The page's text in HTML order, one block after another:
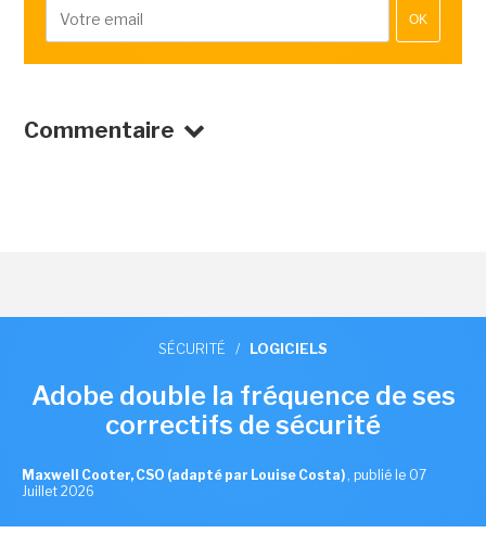
OK
Commentaire
SÉCURITÉ / LOGICIELS
Adobe double la fréquence de ses
correctifs de sécurité
Maxwell Cooter, CSO (adapté par Louise Costa) , publié le 07
Juillet 2026